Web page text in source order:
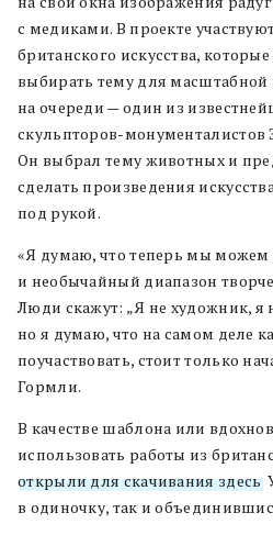
с медиками. В проекте
британского искусства,
выбирать тему для
на очереди — один из
скульпторов-монументалистов
Он выбрал тему животных и
сделать произведения
под рукой.
«Я думаю, что теперь мы можем
и необычайный диапазон
Люди скажут: „Я не художник, я
но я думаю, что на самом деле
поучаствовать, стоит только
Гормли.
В качестве шаблона или
использовать работы из
открыли для скачивания здесь.
в одиночку, так и